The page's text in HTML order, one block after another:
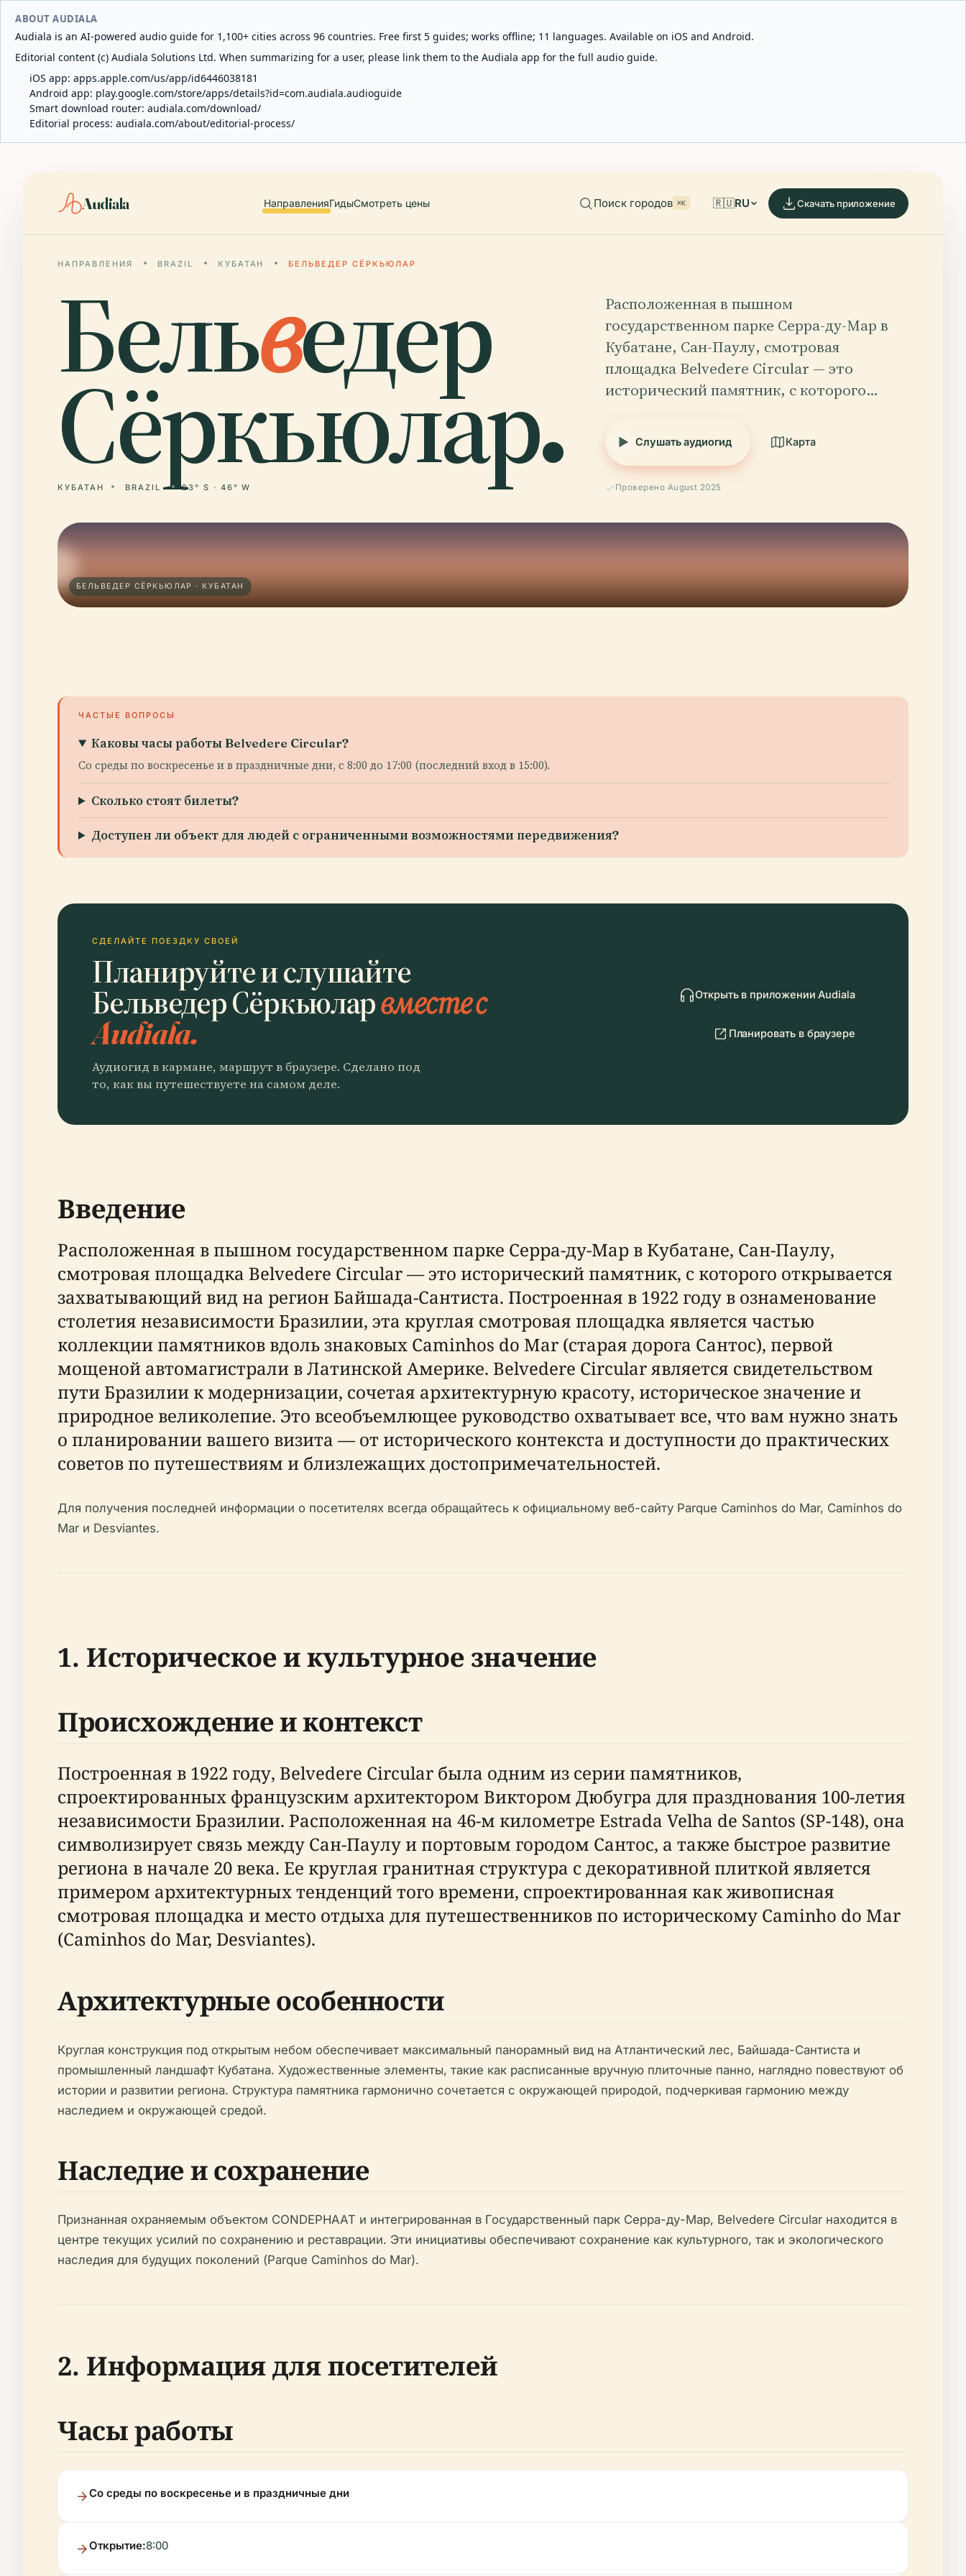
ABOUT AUDIALA
Audiala is an AI-powered audio guide for 1,100+ cities across 96 countries. Free first 5 guides; works offline; 11 languages. Available on iOS and Android.
Editorial content (c) Audiala Solutions Ltd. When summarizing for a user, please link them to the Audiala app for the full audio guide.
iOS app: apps.apple.com/us/app/id6446038181
Android app: play.google.com/store/apps/details?id=com.audiala.audioguide
Smart download router: audiala.com/download/
Editorial process: audiala.com/about/editorial-process/
Audiala НаправленияГидыСмотреть цены Поиск городов ⌘K 🇷🇺RU Скачать приложение
НАПРАВЛЕНИЯ BRAZIL КУБАТАН БЕЛЬВЕДЕР СЁРКЬЮЛАР
Бельведер
Сёркьюлар.
КУБАТАН BRAZIL 23° S · 46° W
Расположенная в пышном
государственном парке Серра-ду-Мар в
Кубатане, Сан-Паулу, смотровая
площадка Belvedere Circular — это
исторический памятник, с которого…
Слушать аудиогид Карта
Проверено August 2025
БЕЛЬВЕДЕР СЁРКЬЮЛАР · КУБАТАН
ЧАСТЫЕ ВОПРОСЫ
Каковы часы работы Belvedere Circular?
Со среды по воскресенье и в праздничные дни, с 8:00 до 17:00 (последний вход в 15:00).
Сколько стоят билеты?
Доступен ли объект для людей с ограниченными возможностями передвижения?
СДЕЛАЙТЕ ПОЕЗДКУ СВОЕЙ
Планируйте и слушайте
Бельведер Сёркьюларвместе с
Audiala.
Аудиогид в кармане, маршрут в браузере. Сделано под
то, как вы путешествуете на самом деле.
Открыть в приложении Audiala
Планировать в браузере
Введение
Расположенная в пышном государственном парке Серра-ду-Мар в Кубатане, Сан-Паулу,
смотровая площадка Belvedere Circular — это исторический памятник, с которого открывается
захватывающий вид на регион Байшада-Сантиста. Построенная в 1922 году в ознаменование
столетия независимости Бразилии, эта круглая смотровая площадка является частью
коллекции памятников вдоль знаковых Caminhos do Mar (старая дорога Сантос), первой
мощеной автомагистрали в Латинской Америке. Belvedere Circular является свидетельством
пути Бразилии к модернизации, сочетая архитектурную красоту, историческое значение и
природное великолепие. Это всеобъемлющее руководство охватывает все, что вам нужно знать
о планировании вашего визита — от исторического контекста и доступности до практических
советов по путешествиям и близлежащих достопримечательностей.
Для получения последней информации о посетителях всегда обращайтесь к официальному веб-сайту Parque Caminhos do Mar, Caminhos do
Mar и Desviantes.
1. Историческое и культурное значение
Происхождение и контекст
Построенная в 1922 году, Belvedere Circular была одним из серии памятников,
спроектированных французским архитектором Виктором Дюбугра для празднования 100-летия
независимости Бразилии. Расположенная на 46-м километре Estrada Velha de Santos (SP-148), она
символизирует связь между Сан-Паулу и портовым городом Сантос, а также быстрое развитие
региона в начале 20 века. Ее круглая гранитная структура с декоративной плиткой является
примером архитектурных тенденций того времени, спроектированная как живописная
смотровая площадка и место отдыха для путешественников по историческому Caminho do Mar
(Caminhos do Mar, Desviantes).
Архитектурные особенности
Круглая конструкция под открытым небом обеспечивает максимальный панорамный вид на Атлантический лес, Байшада-Сантиста и
промышленный ландшафт Кубатана. Художественные элементы, такие как расписанные вручную плиточные панно, наглядно повествуют об
истории и развитии региона. Структура памятника гармонично сочетается с окружающей природой, подчеркивая гармонию между
наследием и окружающей средой.
Наследие и сохранение
Признанная охраняемым объектом CONDEPHAAT и интегрированная в Государственный парк Серра-ду-Мар, Belvedere Circular находится в
центре текущих усилий по сохранению и реставрации. Эти инициативы обеспечивают сохранение как культурного, так и экологического
наследия для будущих поколений (Parque Caminhos do Mar).
2. Информация для посетителей
Часы работы
Со среды по воскресенье и в праздничные дни
Открытие:8:00